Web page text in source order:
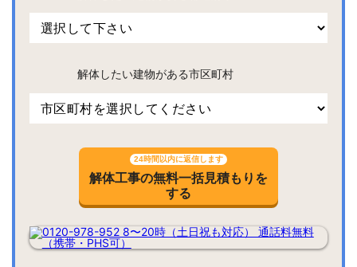
解体したい建物がある市区町村
24時間以内に返信します
解体工事の無料一括見積もりを
する